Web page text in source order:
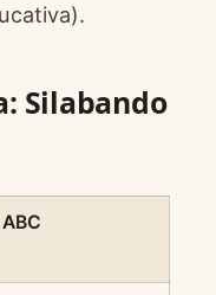
Silabando
ABC